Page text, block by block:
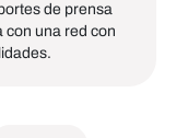
de prensa
con una red con